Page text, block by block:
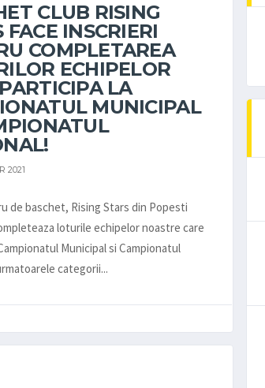
CLUB RISING
FACE INSCRIERI
COMPLETAREA
ECHIPELOR
LA
MUNICIPAL
2021
de baschet, Rising Stars din Popesti
loturile echipelor noastre care
Municipal si Campionatul
categorii...